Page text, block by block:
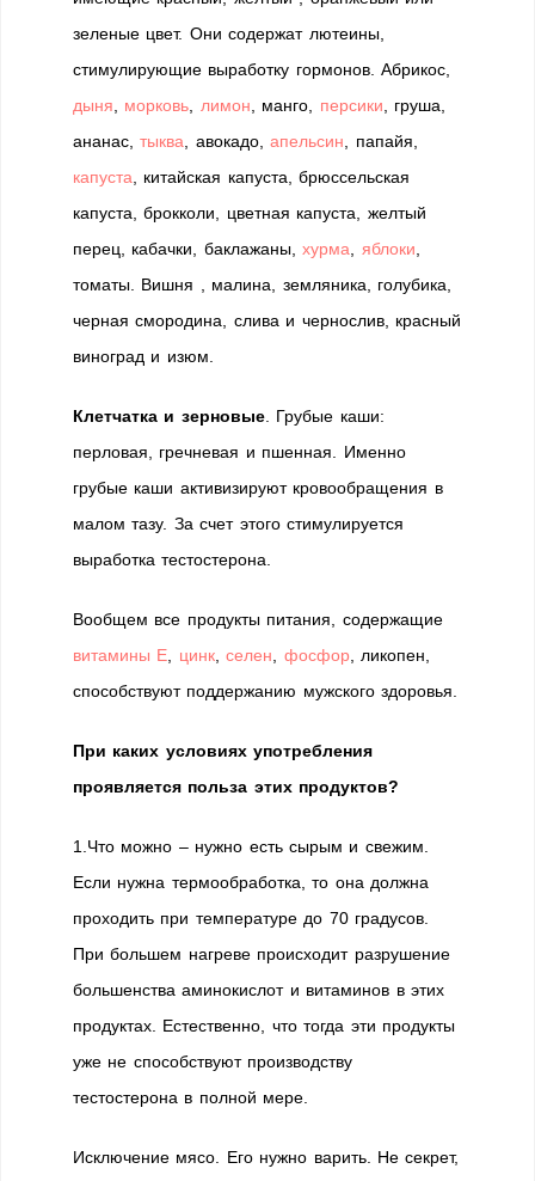
зеленые цвет. Они содержат лютеины,
стимулирующие выработку гормонов. Абрикос,
дыня
морковь лимон , манго, персики , груша,
ананас,тыква , авокадо,апельсин , папайя,
капуста , китайская капуста, брюссельская
капуста, брокколи, цветная капуста, желтый
перец, кабачки, баклажаны,хурма яблоки
томаты. Вишня , малина, земляника, голубика,
черная смородина, слива и чернослив, красный
виноград и изюм.
Клетчатка и зерновые. Грубые каши:
перловая, гречневая и пшенная. Именно
грубые каши активизируют кровообращения в
малом тазу. За счет этого стимулируется
выработка тестостерона.
Вообщем все продукты питания, содержащие
витамины Е
цинк,селен фосфор, ликопен,
способствуют поддержанию мужского здоровья.
При каких условиях употребления
проявляется польза этих продуктов?
1.Что можно – нужно есть сырым и свежим.
Если нужна термообработка, то она должна
проходить при температуре до 70 градусов.
При большем нагреве происходит разрушение
большенства аминокислот и витаминов в этих
продуктах. Естественно, что тогда эти продукты
уже не способствуют производству
тестостерона в полной мере.
Исключение мясо. Его нужно варить. Не секрет,